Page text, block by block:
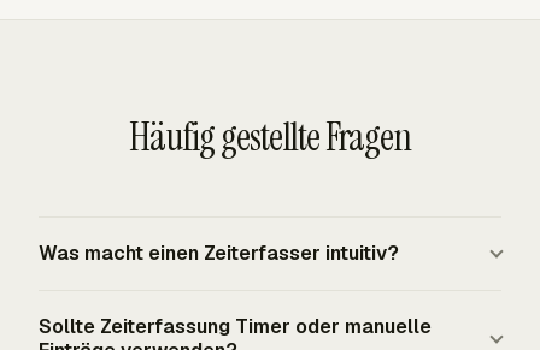
Häufig gestellte Fragen
Was macht einen Zeiterfasser intuitiv?
Zeit starten, Zeit stoppen, manuelle Zeit hinzufügen, ein
Sollte Zeiterfassung Timer oder manuelle